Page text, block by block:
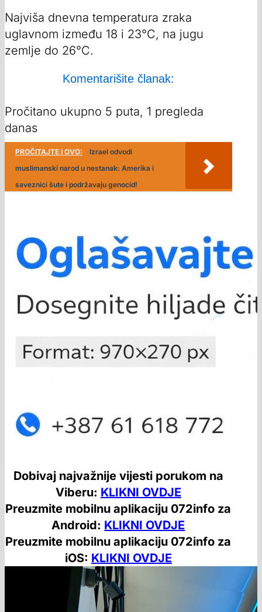
Najviša dnevna temperatura zraka
uglavnom između 18 i 23°C, na jugu
zemlje do 26°C.
Komentarišite članak:
Pročitano ukupno 5 puta, 1 pregleda
danas
PROČITAJTE I OVO:
Izrael odvodi
muslimanski narod u nestanak: Amerika i
saveznici šute i podržavaju genocid!
Dobivaj najvažnije vijesti porukom na
Viberu: KLIKNI OVDJE
Preuzmite mobilnu aplikaciju 072info za
Android: KLIKNI OVDJE
Preuzmite mobilnu aplikaciju 072info za
iOS: KLIKNI OVDJE